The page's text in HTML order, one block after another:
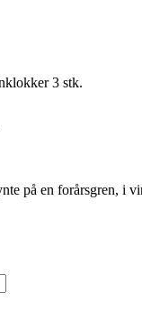
3 stk.
på en forårsgren, i